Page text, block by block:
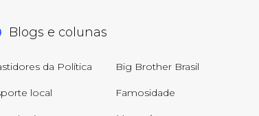
Blogs e colunas
da Política Big Brother Brasil
local Famosidade